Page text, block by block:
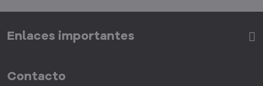
Enlaces importantes
Contacto